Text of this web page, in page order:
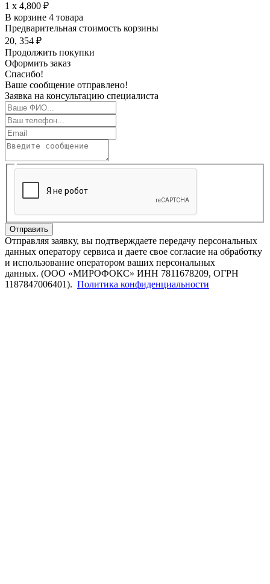
1 x 4,800 ₽
В корзине 4 товара
Предварительная стоимость корзины
20, 354 ₽
Продолжить покупки
Оформить заказ
Спасибо!
Ваше сообщение отправлено!
Заявка на консультацию специалиста
Отправить
Отправляя заявку, вы подтверждаете передачу персональных
данных оператору сервиса и даете свое согласие на обработку
и использование оператором ваших персональных
данных. (ООО «МИРОФОКС» ИНН 7811678209, ОГРН
1187847006401). Политика конфиденциальности